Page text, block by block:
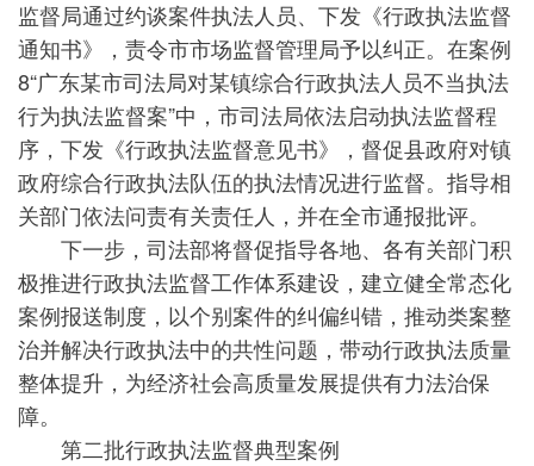
监督局通过约谈案件执法人员、下发《行政执法监督
通知书》，责令市市场监督管理局予以纠正。在案例
8“广东某市司法局对某镇综合行政执法人员不当执法
行为执法监督案”中，市司法局依法启动执法监督程
序，下发《行政执法监督意见书》，督促县政府对镇
政府综合行政执法队伍的执法情况进行监督。指导相
关部门依法问责有关责任人，并在全市通报批评。
下一步，司法部将督促指导各地、各有关部门积
极推进行政执法监督工作体系建设，建立健全常态化
案例报送制度，以个别案件的纠偏纠错，推动类案整
治并解决行政执法中的共性问题，带动行政执法质量
整体提升，为经济社会高质量发展提供有力法治保
障。
第二批行政执法监督典型案例